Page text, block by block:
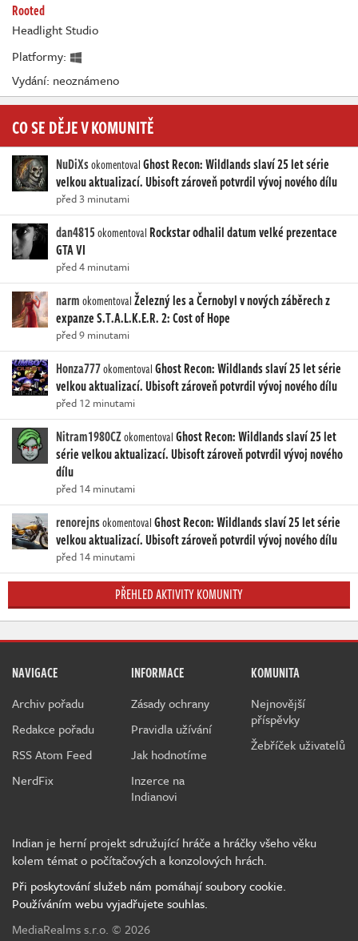
Rooted
Headlight Studio
Platformy:
Vydání: neoznámeno
CO SE DĚJE V KOMUNITĚ
NuDiXsokomentovalGhost Recon: Wildlands slaví 25 let série
velkou aktualizací. Ubisoft zároveň potvrdil vývoj nového dílu
před 3 minutami
dan4815okomentoval Rockstar odhalil datum velké prezentace
GTA VI
před 4 minutami
narmokomentovalŽelezný les a Černobyl v nových záběrech z
expanze S.T.A.L.K.E.R. 2: Cost of Hope
před 9 minutami
Honza777okomentovalGhost Recon: Wildlands slaví 25 let série
velkou aktualizací. Ubisoft zároveň potvrdil vývoj nového dílu
před 12 minutami
Nitram1980CZokomentovalGhost Recon: Wildlands slaví 25 let
série velkou aktualizací. Ubisoft zároveň potvrdil vývoj nového
dílu
před 14 minutami
renorejnsokomentovalGhost Recon: Wildlands slaví 25 let série
velkou aktualizací. Ubisoft zároveň potvrdil vývoj nového dílu
před 14 minutami
PŘEHLED AKTIVITY KOMUNITY
NAVIGACE
Archiv pořadu
Redakce pořadu
RSS Atom Feed
NerdFix
INFORMACE
Zásady ochrany
Pravidla užívání
Jak hodnotíme
Inzerce na
Indianovi
KOMUNITA
Nejnovější
příspěvky
Žebříček uživatelů
Indian je herní projekt sdružující hráče a hráčky všeho věku
kolem témat o počítačových a konzolových hrách.
Při poskytování služeb nám pomáhají soubory cookie.
Používáním webu vyjadřujete souhlas.
MediaRealms s.r.o. © 2026